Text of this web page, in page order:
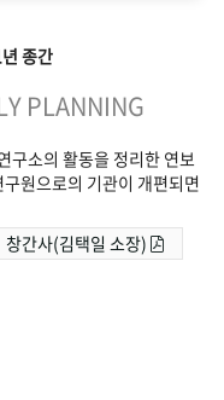
종간
PLANNING
구소의 활동을 정리한 연보
원으로의 기관이 개편되면
창간사(김택일 소장)